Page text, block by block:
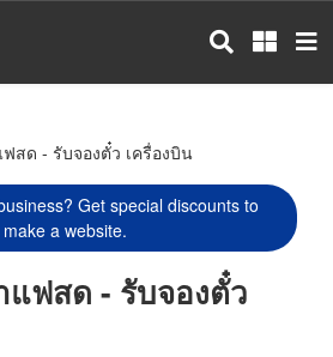
สด - รับจองตั๋ว เครื่องบิน
Get special discounts to
make a website.
ฟสด - รับจองตั๋ว